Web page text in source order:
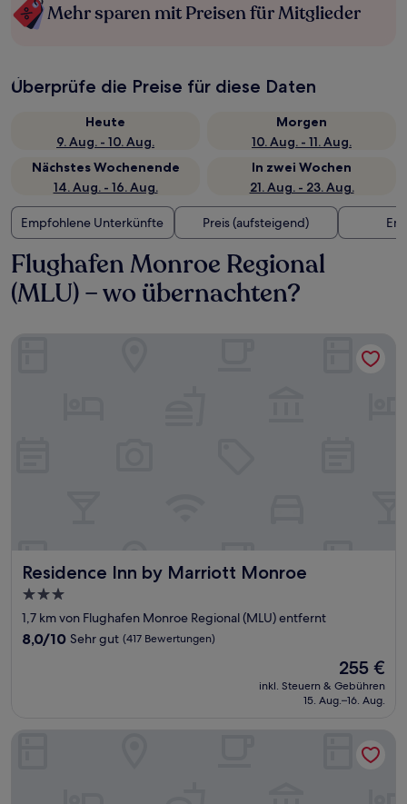
Mehr sparen mit Preisen für Mitglieder
Überprüfe die Preise für diese Daten
Heute
9. Aug. - 10. Aug.
Morgen
10. Aug. - 11. Aug.
Nächstes Wochenende
14. Aug. - 16. Aug.
In zwei Wochen
21. Aug. - 23. Aug.
Empfohlene Unterkünfte Preis (aufsteigend)
Flughafen Monroe Regional
(MLU) – wo übernachten?
Residence Inn by Marriott Monroe
Residence Inn by Marriott Monroe
3.0-
Sterne-
Unterkunft
1,7 km von Flughafen Monroe Regional (MLU) entfernt
8.0
Bewertungen)
8,0/10 Sehr gut (417 Bewertungen)
Der
Preis
beträgt
255 €
inkl. Steuern & Gebühren
15. Aug.–16. Aug.
Americas Best Value Inn Monroe